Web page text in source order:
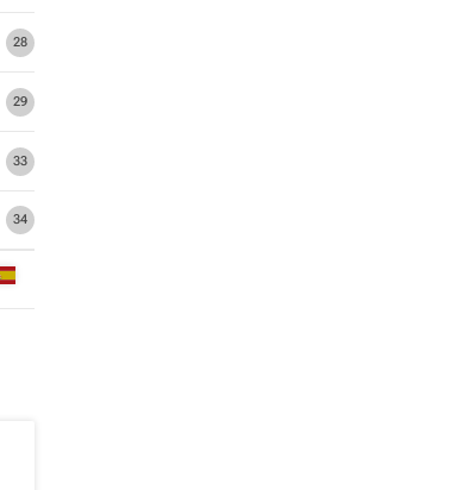
28
29
33
34